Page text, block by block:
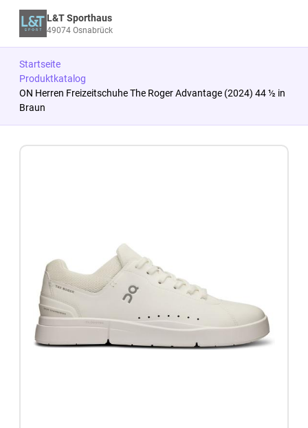
L&T Sporthaus
49074 Osnabrück
Startseite
Produktkatalog
ON Herren Freizeitschuhe The Roger Advantage (2024) 44 ½ in
Braun